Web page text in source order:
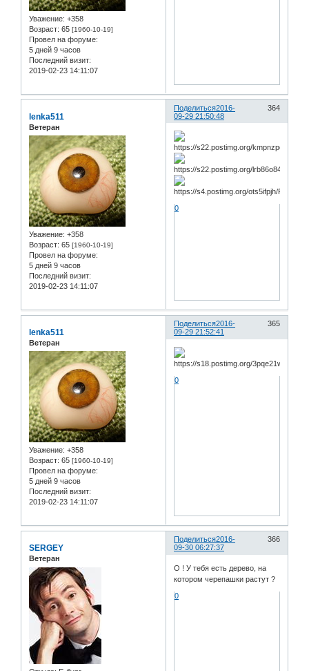
Уважение: +358
Возраст: 65 [1960-10-19]
Провел на форуме:
5 дней 9 часов
Последний визит:
2019-02-23 14:11:07
Поделиться 364
2016-
09-29 21:50:48
lenka511
Ветеран
Уважение: +358
Возраст: 65 [1960-10-19]
Провел на форуме:
5 дней 9 часов
Последний визит:
2019-02-23 14:11:07
0
Поделиться 365
2016-
09-29 21:52:41
lenka511
Ветеран
Уважение: +358
Возраст: 65 [1960-10-19]
Провел на форуме:
5 дней 9 часов
Последний визит:
2019-02-23 14:11:07
0
Поделиться 366
2016-
09-30 06:27:37
SERGEY
Ветеран
О ! У тебя есть дерево, на
котором черепашки растут ?
0